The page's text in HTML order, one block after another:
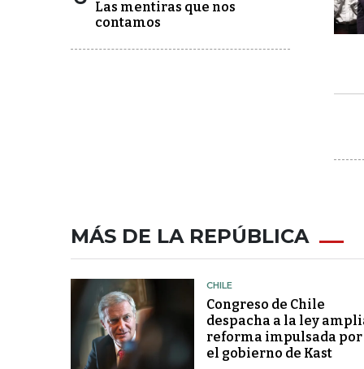
Las mentiras que nos
contamos
MÁS DE LA REPÚBLICA
CHILE
Congreso de Chile
despacha a la ley
reforma impulsada por
el gobierno de Kast